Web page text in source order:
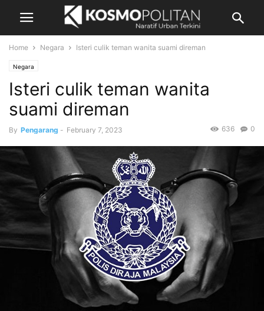
Home Negara Isteri culik teman wanita suami direman
Negara
Isteri culik teman wanita
suami direman
By Pengarang - February 7, 2023 0
636